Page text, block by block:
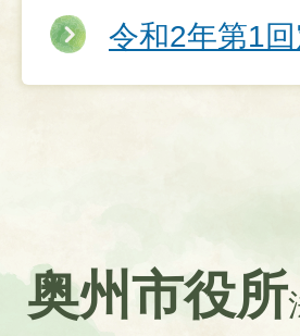
令和2年第1
奥州市役所